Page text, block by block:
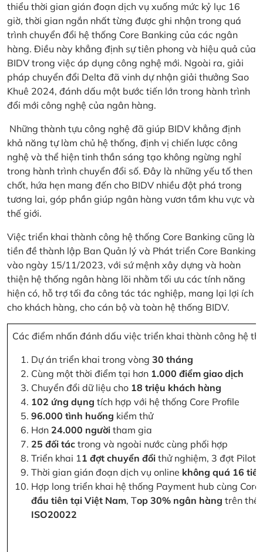
thiểu thời gian gián đoạn dịch vụ xuống mức kỷ lục 16
giờ, thời gian ngắn nhất từng được ghi nhận trong quá
trình chuyển đổi hệ thống Core Banking của các ngân
hàng. Điều này khẳng định sự tiên phong và hiệu quả của
BIDV trong việc áp dụng công nghệ mới. Ngoài ra, giải
pháp chuyển đổi Delta đã vinh dự nhận giải thưởng Sao
Khuê 2024, đánh dấu một bước tiến lớn trong hành trình
đổi mới công nghệ của ngân hàng.
Những thành tựu công nghệ đã giúp BIDV khẳng định
khả năng tự làm chủ hệ thống, định vị chiến lược công
nghệ và thể hiện tinh thần sáng tạo không ngừng nghỉ
trong hành trình chuyển đổi số. Đây là những yếu tố then
chốt, hứa hẹn mang đến cho BIDV nhiều đột phá trong
tương lai, góp phần giúp ngân hàng vươn tầm khu vực và
thế giới.
Việc triển khai thành công hệ thống Core Banking cũng là
tiền đề thành lập Ban Quản lý và Phát triển Core Banking
vào ngày 15/11/2023, với sứ mệnh xây dựng và hoàn
thiện hệ thống ngân hàng lõi nhằm tối ưu các tính năng
hiện có, hỗ trợ tối đa công tác tác nghiệp, mang lại lợi ích
cho khách hàng, cho cán bộ và toàn hệ thống BIDV.
Các điểm nhấn đánh dấu việc triển khai thành công hệ
Dự án triển khai trong vòng 30 tháng
Cùng một thời điểm tại hơn 1.000 điểm giao dịch
Chuyển đổi dữ liệu cho 18 triệu khách hàng
102 ứng dụng tích hợp với hệ thống Core Profile
96.000 tình huống kiểm thử
Hơn 24.000 người tham gia
25 đối tác trong và ngoài nước cùng phối hợp
Triển khai 11 đợt chuyển đổi thử nghiệm, 3 đợt Pilot
Thời gian gián đoạn dịch vụ online không quá 16
Hợp long triển khai hệ thống Payment hub cùng
đầu tiên tại Việt Nam, Top 30% ngân hàng trên thế
ISO20022